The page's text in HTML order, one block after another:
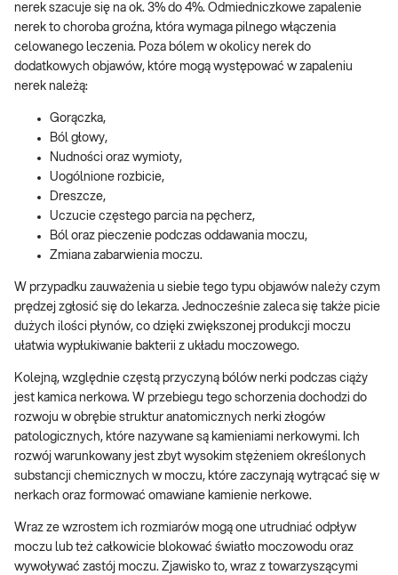
nerek szacuje się na ok. 3% do 4%. Odmiedniczkowe zapalenie
nerek to choroba groźna, która wymaga pilnego włączenia
celowanego leczenia. Poza bólem w okolicy nerek do
dodatkowych objawów, które mogą występować w zapaleniu
nerek należą:
Gorączka,
Ból głowy,
Nudności oraz wymioty,
Uogólnione rozbicie,
Dreszcze,
Uczucie częstego parcia na pęcherz,
Ból oraz pieczenie podczas oddawania moczu,
Zmiana zabarwienia moczu.
W przypadku zauważenia u siebie tego typu objawów należy czym
prędzej zgłosić się do lekarza. Jednocześnie zaleca się także picie
dużych ilości płynów, co dzięki zwiększonej produkcji moczu
ułatwia wypłukiwanie bakterii z układu moczowego.
Kolejną, względnie częstą przyczyną bólów nerki podczas ciąży
jest kamica nerkowa. W przebiegu tego schorzenia dochodzi do
rozwoju w obrębie struktur anatomicznych nerki złogów
patologicznych, które nazywane są kamieniami nerkowymi. Ich
rozwój warunkowany jest zbyt wysokim stężeniem określonych
substancji chemicznych w moczu, które zaczynają wytrącać się w
nerkach oraz formować omawiane kamienie nerkowe.
Wraz ze wzrostem ich rozmiarów mogą one utrudniać odpływ
moczu lub też całkowicie blokować światło moczowodu oraz
wywoływać zastój moczu. Zjawisko to, wraz z towarzyszącymi